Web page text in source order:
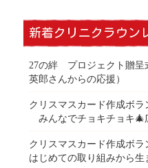
新着クリニクラウン
27の絆 プロジェクト贈呈
英郎さんからの応援）
クリスマスカード作成ボ
みんなでチョキチョキ🎄
クリスマスカード作成ボ
はじめての取り組みから生